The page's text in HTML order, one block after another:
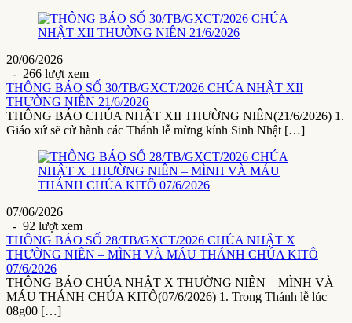
20/06/2026
- 266 lượt xem
THÔNG BÁO SỐ 30/TB/GXCT/2026 CHÚA NHẬT XII
THƯỜNG NIÊN 21/6/2026
THÔNG BÁO CHÚA NHẬT XII THƯỜNG NIÊN(21/6/2026) 1.
Giáo xứ sẽ cử hành các Thánh lễ mừng kính Sinh Nhật […]
07/06/2026
- 92 lượt xem
THÔNG BÁO SỐ 28/TB/GXCT/2026 CHÚA NHẬT X
THƯỜNG NIÊN – MÌNH VÀ MÁU THÁNH CHÚA KITÔ
07/6/2026
THÔNG BÁO CHÚA NHẬT X THƯỜNG NIÊN – MÌNH VÀ
MÁU THÁNH CHÚA KITÔ(07/6/2026) 1. Trong Thánh lễ lúc
08g00 […]